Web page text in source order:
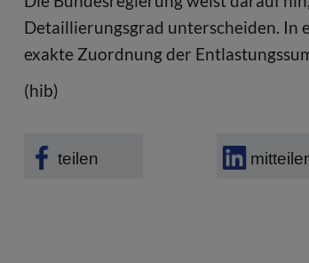
Detaillierungsgrad unterscheiden. In
exakte Zuordnung der
(hib)
teilen